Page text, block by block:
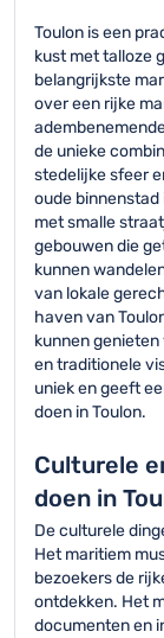
Toulon is een
kust met talloze
belangrijkste
over een rijke
de unieke
stedelijke sfeer
oude
met smalle
gebouwen die
kunnen
van lokale
haven van
kunnen
en traditionele
uniek en geeft
doen in Toulon.
Culturele
doen in
De culturele
Het maritiem
bezoekers de
ontdekken. Het
documenten en